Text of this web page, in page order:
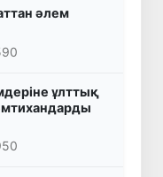
әлем
ұлттық